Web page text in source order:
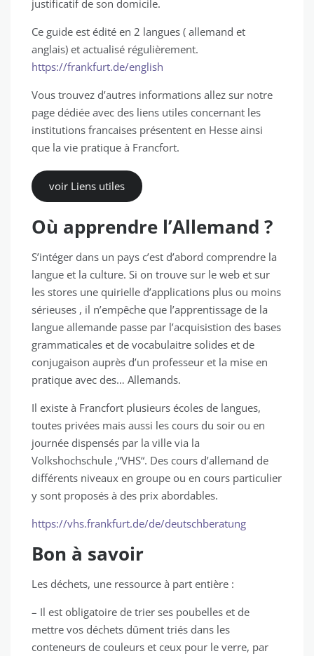
justificatif de son domicile.
Ce guide est édité en 2 langues ( allemand et
anglais) et actualisé régulièrement.
https://frankfurt.de/english
Vous trouvez d’autres informations allez sur notre
page dédiée avec des liens utiles concernant les
institutions francaises présentent en Hesse ainsi
que la vie pratique à Francfort.
voir Liens utiles
Où apprendre l’Allemand ?
S’intéger dans un pays c’est d’abord comprendre la
langue et la culture. Si on trouve sur le web et sur
les stores une quirielle d’applications plus ou moins
sérieuses , il n’empêche que l’apprentissage de la
langue allemande passe par l’acquisistion des bases
grammaticales et de vocabulaitre solides et de
conjugaison auprès d’un professeur et la mise en
pratique avec des… Allemands.
Il existe à Francfort plusieurs écoles de langues,
toutes privées mais aussi les cours du soir ou en
journée dispensés par la ville via la
Volkshochschule ,“VHS“. Des cours d’allemand de
différents niveaux en groupe ou en cours particulier
y sont proposés à des prix abordables.
https://vhs.frankfurt.de/de/deutschberatung
Bon à savoir
Les déchets, une ressource à part entière :
– Il est obligatoire de trier ses poubelles et de
mettre vos déchets dûment triés dans les
conteneurs de couleurs et ceux pour le verre, par